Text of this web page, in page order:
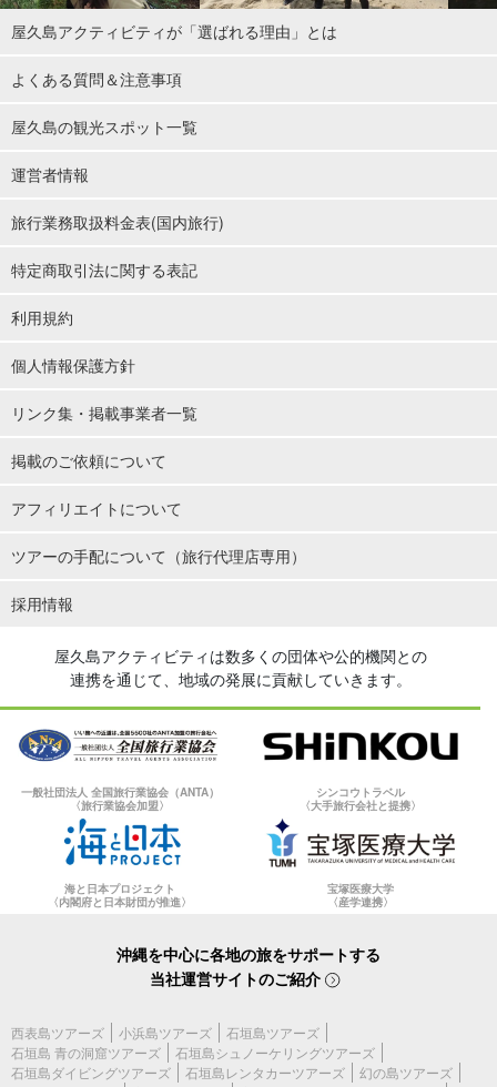
屋久島アクティビティが「選ばれる理由」とは
よくある質問＆注意事項
屋久島の観光スポット一覧
運営者情報
旅行業務取扱料金表(国内旅行)
特定商取引法に関する表記
利用規約
個人情報保護方針
リンク集・掲載事業者一覧
掲載のご依頼について
アフィリエイトについて
ツアーの手配について（旅行代理店専用）
採用情報
屋久島アクティビティは数多くの団体や公的機関との
連携を通じて、地域の発展に貢献していきます。
一般社団法人 全国旅行業協会（ANTA）
〈旅行業協会加盟〉
シンコウトラベル
〈大手旅行会社と提携〉
海と日本プロジェクト
〈内閣府と日本財団が推進〉
宝塚医療大学
〈産学連携〉
沖縄を中心に各地の旅をサポートする
当社運営サイトのご紹介
西表島ツアーズ 小浜島ツアーズ
石垣島ツアーズ
石垣島 青の洞窟ツアーズ
石垣島シュノーケリングツアーズ
石垣島ダイビングツアーズ
石垣島レンタカーツアーズ
幻の島ツアーズ